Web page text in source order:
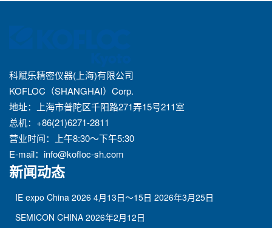
科赋乐精密仪器(上海)有限公司
KOFLOC（SHANGHAI）Corp.
地址：上海市普陀区千阳路271弄15号211室
总机：+86(21)6271-2811
营业时间：上午8:30～下午5:30
E-mail： info@kofloc-sh.com
新闻动态
IE expo China 2026 4月13日～15日 2026年3月25日
SEMICON CHINA 2026年2月12日